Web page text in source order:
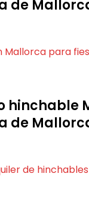
de
de